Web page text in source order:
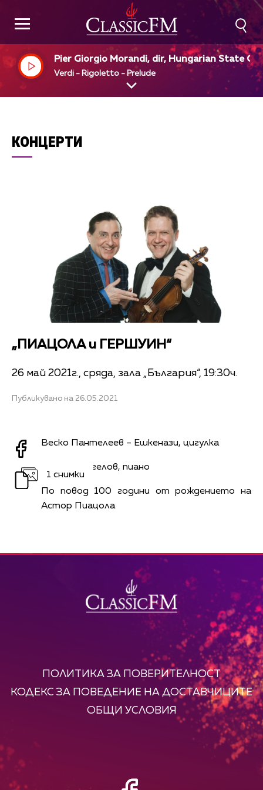
Pier Giorgio Morandi, dir, Hungarian State
a Orchestra
Verdi - Rigoletto - Prelude
КОНЦЕРТИ
1 снимки
„ПИАЦОЛА и ГЕРШУИН“
26 май 2021г., сряда, зала „България“, 19:30ч.
Публикувано на 26.05.2021
Веско Пантелеев – Ешкенази, цигулка
Людмил Ангелов, пиано
По повод 100 години от рождението на
Астор Пиацола
ПОЛИТИКА ЗА ПОВЕРИТЕЛНОСТ
КОДЕКС ЗА ПОВЕДЕНИЕ НА ДОСТАВЧИЦИТЕ
ОБЩИ УСЛОВИЯ